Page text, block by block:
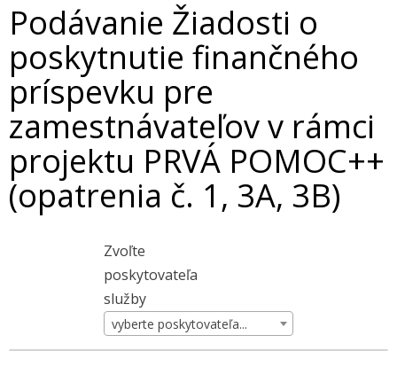
Podávanie Žiadosti o
poskytnutie finančného
príspevku pre
zamestnávateľov v rámci
projektu PRVÁ POMOC++
(opatrenia č. 1, 3A, 3B)
Zvoľte
poskytovateľa
služby
vyberte poskytovateľa...